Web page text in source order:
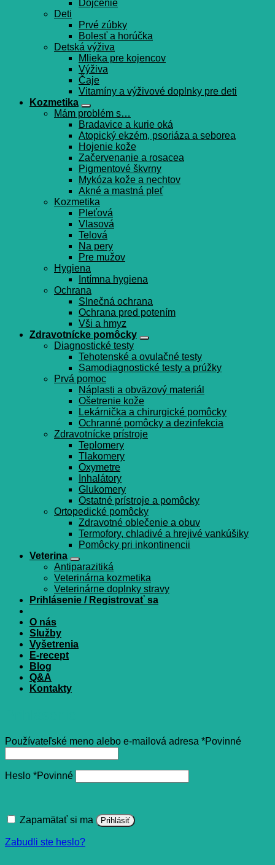
Dojčenie
Deti
Prvé zúbky
Bolesť a horúčka
Detská výživa
Mlieka pre kojencov
Výživa
Čaje
Vitamíny a výživové doplnky pre deti
Kozmetika
Mám problém s…
Bradavice a kurie oká
Atopický ekzém, psoriáza a seborea
Hojenie kože
Začervenanie a rosacea
Pigmentové škvrny
Mykóza kože a nechtov
Akné a mastná pleť
Kozmetika
Pleťová
Vlasová
Telová
Na pery
Pre mužov
Hygiena
Intímna hygiena
Ochrana
Slnečná ochrana
Ochrana pred potením
Vši a hmyz
Zdravotnícke pomôcky
Diagnostické testy
Tehotenské a ovulačné testy
Samodiagnostické testy a prúžky
Prvá pomoc
Náplasti a obväzový materiál
Ošetrenie kože
Lekárnička a chirurgické pomôcky
Ochranné pomôcky a dezinfekcia
Zdravotnícke prístroje
Teplomery
Tlakomery
Oxymetre
Inhalátory
Glukomery
Ostatné prístroje a pomôcky
Ortopedické pomôcky
Zdravotné oblečenie a obuv
Termofory, chladivé a hrejivé vankúšiky
Pomôcky pri inkontinencii
Veterina
Antiparazitiká
Veterinárna kozmetika
Veterinárne doplnky stravy
Prihlásenie / Registrovať sa
O nás
Služby
Vyšetrenia
E-recept
Blog
Q&A
Kontakty
Používateľské meno alebo e-mailová adresa *Povinné
Heslo *Povinné
Zapamätať si ma Prihlásiť
Zabudli ste heslo?